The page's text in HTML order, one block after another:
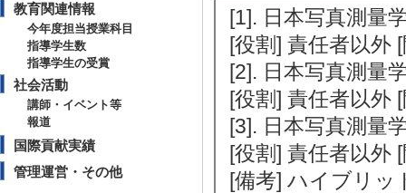
教育関連情報
今年度担当授業科目
指導学生数
指導学生の受賞
社会活動
講師・イベント等
報道
国際貢献実績
管理運営・その他
[1]. 日本写真測量
[役割] 責任者以外
[2]. 日本写真測量
[役割] 責任者以外
[3]. 日本写真測量
[役割] 責任者以外
[備考] ハイブリッ